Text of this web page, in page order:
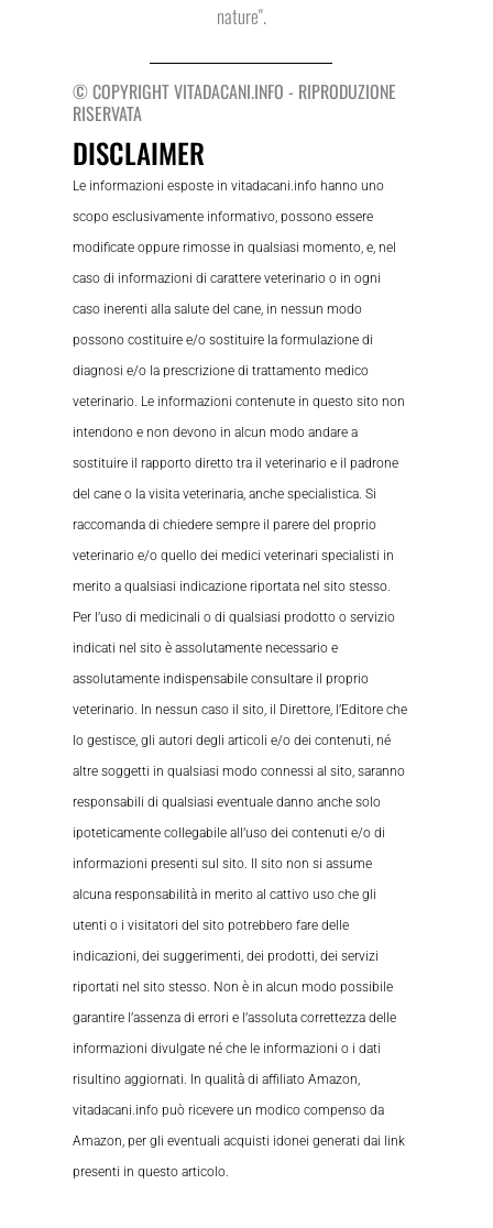
nature".
© COPYRIGHT VITADACANI.INFO - RIPRODUZIONE
RISERVATA
DISCLAIMER
Le informazioni esposte in vitadacani.info hanno uno
scopo esclusivamente informativo, possono essere
modificate oppure rimosse in qualsiasi momento, e, nel
caso di informazioni di carattere veterinario o in ogni
caso inerenti alla salute del cane, in nessun modo
possono costituire e/o sostituire la formulazione di
diagnosi e/o la prescrizione di trattamento medico
veterinario. Le informazioni contenute in questo sito non
intendono e non devono in alcun modo andare a
sostituire il rapporto diretto tra il veterinario e il padrone
del cane o la visita veterinaria, anche specialistica. Si
raccomanda di chiedere sempre il parere del proprio
veterinario e/o quello dei medici veterinari specialisti in
merito a qualsiasi indicazione riportata nel sito stesso.
Per l’uso di medicinali o di qualsiasi prodotto o servizio
indicati nel sito è assolutamente necessario e
assolutamente indispensabile consultare il proprio
veterinario. In nessun caso il sito, il Direttore, l’Editore che
lo gestisce, gli autori degli articoli e/o dei contenuti, né
altre soggetti in qualsiasi modo connessi al sito, saranno
responsabili di qualsiasi eventuale danno anche solo
ipoteticamente collegabile all’uso dei contenuti e/o di
informazioni presenti sul sito. Il sito non si assume
alcuna responsabilità in merito al cattivo uso che gli
utenti o i visitatori del sito potrebbero fare delle
indicazioni, dei suggerimenti, dei prodotti, dei servizi
riportati nel sito stesso. Non è in alcun modo possibile
garantire l’assenza di errori e l’assoluta correttezza delle
informazioni divulgate né che le informazioni o i dati
risultino aggiornati. In qualità di affiliato Amazon,
vitadacani.info può ricevere un modico compenso da
Amazon, per gli eventuali acquisti idonei generati dai link
presenti in questo articolo.